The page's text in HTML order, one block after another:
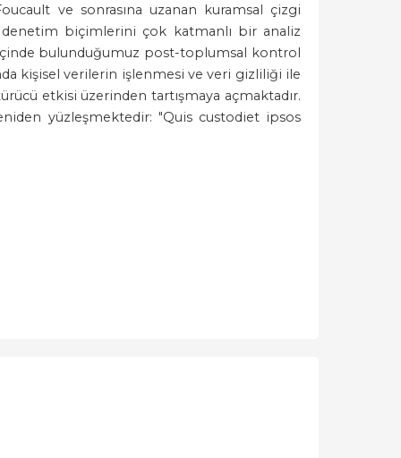
ve sonrasına uzanan kuramsal çizgi
denetim biçimlerini çok katmanlı bir analiz
bulunduğumuz post-toplumsal kontrol
kişisel verilerin işlenmesi ve veri gizliliği ile
etkisi üzerinden tartışmaya açmaktadır.
yüzleşmektedir: "Quis custodiet ipsos